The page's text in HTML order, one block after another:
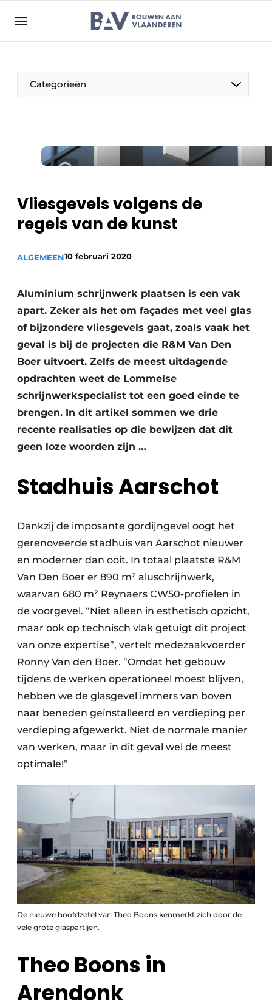
Bedrijven
Bouwen aan Vlaanderen | Platform voor de bouw
Evenement aanmelden
Meest gelezen
Nieuwsbrief
Vacatures
Video’s
Aanmelden
Bedrijven
Bedrijven
Contact
Categorieën
Beton & Staalbouw
Brandveiligheid
BIM
Evenementen
HVAC
Interieurarchitectuur
Keukens
Renovatie
Toegangscontrole
Veiligheid & Opleiding
Zonwering
Vliesgevels volgens de
regels van de kunst
ALGEMEEN10 februari 2020
Aluminium schrijnwerk plaatsen is een vak
apart. Zeker als het om façades met veel glas
of bijzondere vliesgevels gaat, zoals vaak het
geval is bij de projecten die R&M Van Den
Boer uitvoert. Zelfs de meest uitdagende
opdrachten weet de Lommelse
schrijnwerkspecialist tot een goed einde te
brengen. In dit artikel sommen we drie
recente realisaties op die bewijzen dat dit
geen loze woorden zijn …
Stadhuis Aarschot
Dankzij de imposante gordijngevel oogt het
gerenoveerde stadhuis van Aarschot nieuwer
en moderner dan ooit. In totaal plaatste R&M
Van Den Boer er 890 m² aluschrijnwerk,
waarvan 680 m² Reynaers CW50-profielen in
de voorgevel. “Niet alleen in esthetisch opzicht,
maar ook op technisch vlak getuigt dit project
van onze expertise”, vertelt medezaakvoerder
Ronny Van den Boer. “Omdat het gebouw
tijdens de werken operationeel moest blijven,
hebben we de glasgevel immers van boven
naar beneden geïnstalleerd en verdieping per
verdieping afgewerkt. Niet de normale manier
van werken, maar in dit geval wel de meest
optimale!”
De nieuwe hoofdzetel van Theo Boons kenmerkt zich door de
vele grote glaspartijen.
Theo Boons in
Arendonk